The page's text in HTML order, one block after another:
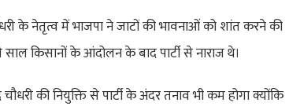
के नेतृत्व में भाजपा ने जाटों की भावनाओं को शांत करने की
किसानों के आंदोलन के बाद पार्टी से नाराज थे।
चौधरी की नियुक्ति से पार्टी के अंदर तनाव भी कम होगा क्योंकि